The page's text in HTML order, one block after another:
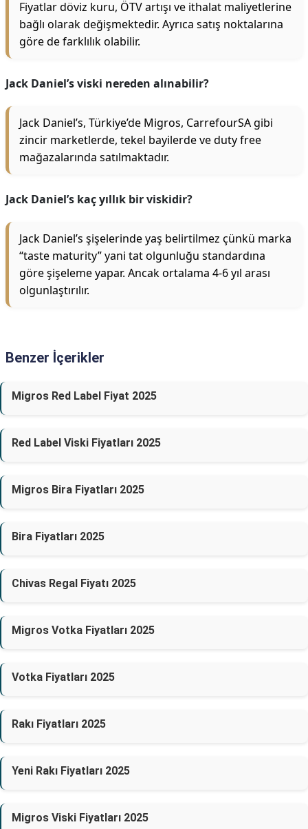
Fiyatlar döviz kuru, ÖTV artışı ve ithalat maliyetlerine
bağlı olarak değişmektedir. Ayrıca satış noktalarına
göre de farklılık olabilir.
Jack Daniel’s viski nereden alınabilir?
Jack Daniel’s, Türkiye’de Migros, CarrefourSA gibi
zincir marketlerde, tekel bayilerde ve duty free
mağazalarında satılmaktadır.
Jack Daniel’s kaç yıllık bir viskidir?
Jack Daniel’s şişelerinde yaş belirtilmez çünkü marka
“taste maturity” yani tat olgunluğu standardına
göre şişeleme yapar. Ancak ortalama 4-6 yıl arası
olgunlaştırılır.
Benzer İçerikler
Migros Red Label Fiyat 2025
Red Label Viski Fiyatları 2025
Migros Bira Fiyatları 2025
Bira Fiyatları 2025
Chivas Regal Fiyatı 2025
Migros Votka Fiyatları 2025
Votka Fiyatları 2025
Rakı Fiyatları 2025
Yeni Rakı Fiyatları 2025
Migros Viski Fiyatları 2025